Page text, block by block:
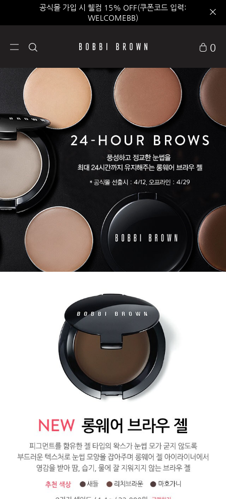
공식몰 가입 시 웰컴 15% OFF(쿠폰코드 입력:
WELCOMEBB)
0